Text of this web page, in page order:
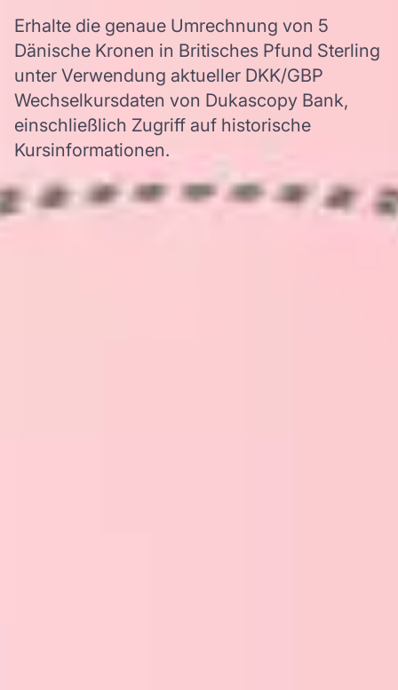
Erhalte die genaue Umrechnung von 5
Dänische Kronen in Britisches Pfund Sterling
unter Verwendung aktueller DKK/GBP
Wechselkursdaten von Dukascopy Bank,
einschließlich Zugriff auf historische
Kursinformationen.